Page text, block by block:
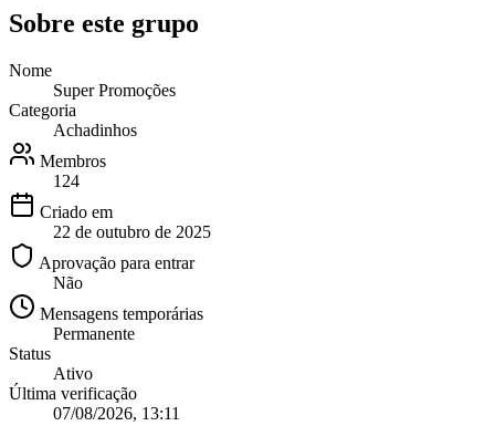
Sobre este grupo
Nome
Super Promoções
Categoria
Achadinhos
Membros
124
Criado em
22 de outubro de 2025
Aprovação para entrar
Não
Mensagens temporárias
Permanente
Status
Ativo
Última verificação
07/08/2026, 13:11